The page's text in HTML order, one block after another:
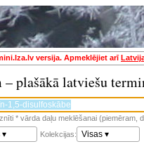
versija. Apmeklējiet arī
– plašākā latviešu
* vārda daļu meklēšanai (piemēram,
▾ Kolekcijas: Visas ▾